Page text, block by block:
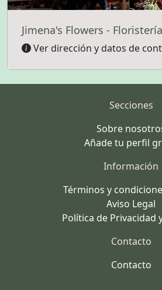
Jimena's Flowers -
Ver dirección y datos de
Secciones
Sobre
Añade tu perfil
Información
Términos y
Aviso Legal
Política de Privacidad
Contacto
Contacto